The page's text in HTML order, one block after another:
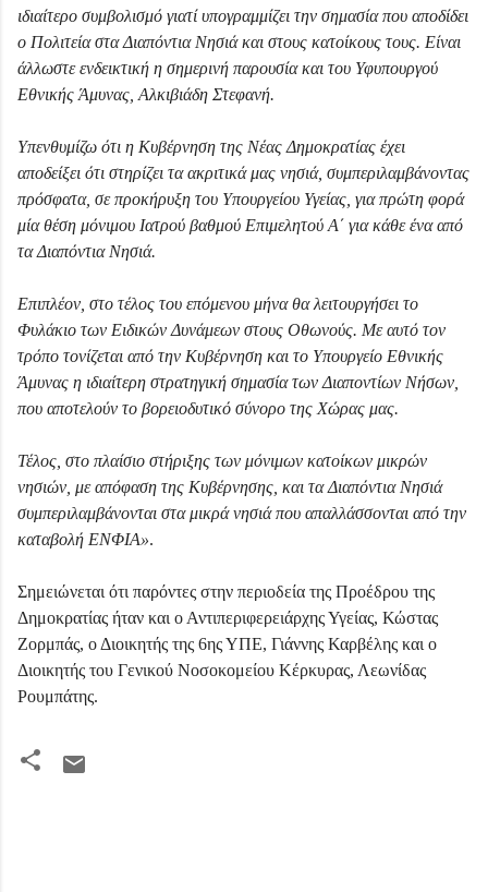
ιδιαίτερο συμβολισμό γιατί υπογραμμίζει την σημασία που αποδίδει
ο Πολιτεία στα Διαπόντια Νησιά και στους κατοίκους τους. Είναι
άλλωστε ενδεικτική η σημερινή παρουσία και του Υφυπουργού
Εθνικής Άμυνας, Αλκιβιάδη Στεφανή.
Υπενθυμίζω ότι η Κυβέρνηση της Νέας Δημοκρατίας έχει
αποδείξει ότι στηρίζει τα ακριτικά μας νησιά, συμπεριλαμβάνοντας
πρόσφατα, σε προκήρυξη του Υπουργείου Υγείας, για πρώτη φορά
μία θέση μόνιμου Ιατρού βαθμού Επιμελητού Α΄ για κάθε ένα από
τα Διαπόντια Νησιά.
Επιπλέον, στο τέλος του επόμενου μήνα θα λειτουργήσει το
Φυλάκιο των Ειδικών Δυνάμεων στους Οθωνούς. Με αυτό τον
τρόπο τονίζεται από την Κυβέρνηση και το Υπουργείο Εθνικής
Άμυνας η ιδιαίτερη στρατηγική σημασία των Διαποντίων Νήσων,
που αποτελούν το βορειοδυτικό σύνορο της Χώρας μας.
Τέλος, στο πλαίσιο στήριξης των μόνιμων κατοίκων μικρών
νησιών, με απόφαση της Κυβέρνησης, και τα Διαπόντια Νησιά
συμπεριλαμβάνονται στα μικρά νησιά που απαλλάσσονται από την
καταβολή ΕΝΦΙΑ».
Σημειώνεται ότι παρόντες στην περιοδεία της Προέδρου της
Δημοκρατίας ήταν και ο Αντιπεριφερειάρχης Υγείας, Κώστας
Ζορμπάς, ο Διοικητής της 6ης ΥΠΕ, Γιάννης Καρβέλης και ο
Διοικητής του Γενικού Νοσοκομείου Κέρκυρας, Λεωνίδας
Ρουμπάτης.